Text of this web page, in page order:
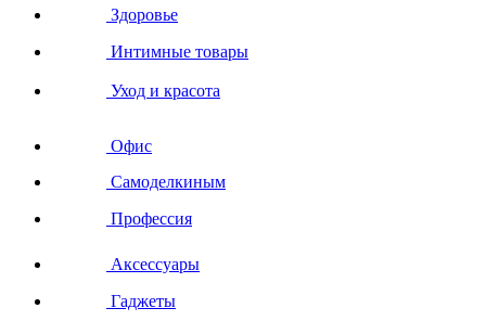
Здоровье
Интимные товары
Уход и красота
Офис
Самоделкиным
Профессия
Аксессуары
Гаджеты